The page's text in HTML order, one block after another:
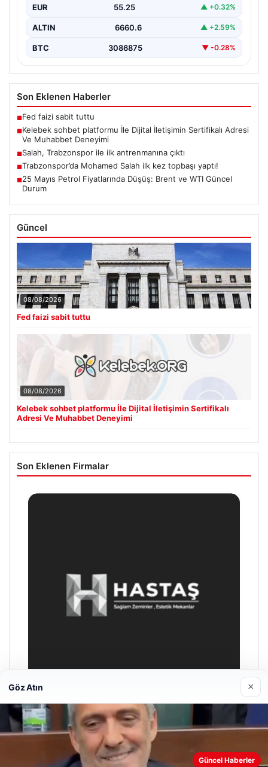
EUR 55.25 ▲ +0.32%
ALTIN 6660.6 ▲ +2.59%
BTC 3086875 ▼ -0.28%
Son Eklenen Haberler
■Fed faizi sabit tuttu
■Kelebek sohbet platformu İle Dijital İletişimin Sertifikalı Adresi
Ve Muhabbet Deneyimi
■Salah, Trabzonspor ile ilk antrenmanına çıktı
■Trabzonspor’da Mohamed Salah ilk kez topbaşı yaptı!
■25 Mayıs Petrol Fiyatlarında Düşüş: Brent ve WTI Güncel
Durum
Güncel
08/08/2026
Fed faizi sabit tuttu
08/08/2026
Kelebek sohbet platformu İle Dijital İletişimin Sertifikalı
Adresi Ve Muhabbet Deneyimi
Son Eklenen Firmalar
Enes Kaplan Avukatlık Bürosu
Web sitemizi nasıl kullandığınızı daha iyi anlayabilmek,
Göz Atın ×
Güncel Haberler